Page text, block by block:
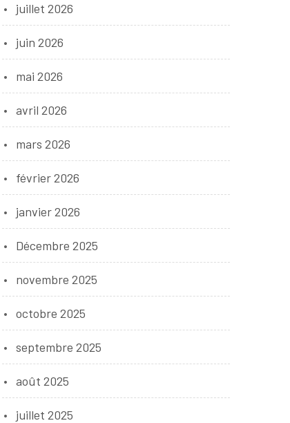
juillet 2026
juin 2026
mai 2026
avril 2026
mars 2026
février 2026
janvier 2026
Décembre 2025
novembre 2025
octobre 2025
septembre 2025
août 2025
juillet 2025